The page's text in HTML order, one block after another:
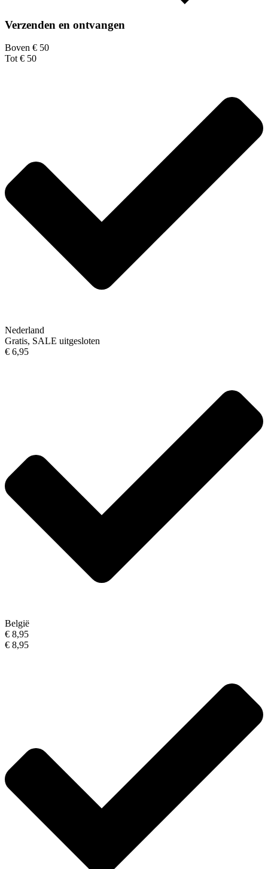
Verzenden en ontvangen
Boven € 50
Tot € 50
Nederland
Gratis, SALE uitgesloten
€ 6,95
België
€ 8,95
€ 8,95